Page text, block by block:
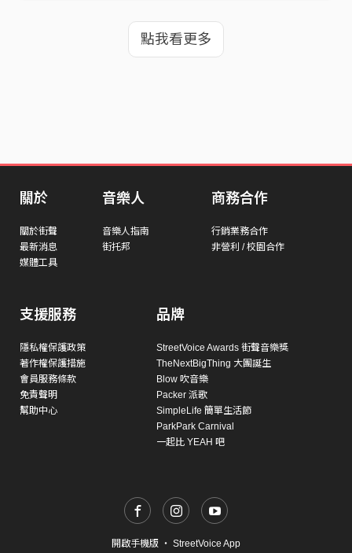
點我看更多
關於
關於街聲
最新消息
媒體工具
音樂人
音樂人指南
街托邦
商務合作
行銷業務合作
非營利 / 校園合作
支援服務
隱私權保護政策
著作權保護措施
會員服務條款
免責聲明
幫助中心
品牌
StreetVoice Awards 街聲音樂獎
TheNextBigThing 大團誕生
Blow 吹音樂
Packer 派歌
SimpleLife 簡單生活節
ParkPark Carnival
一起比 YEAH 吧
開啟手機版 ・ StreetVoice App